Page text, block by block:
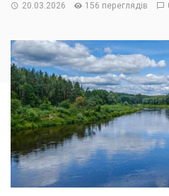
20.03.2026 156 переглядів